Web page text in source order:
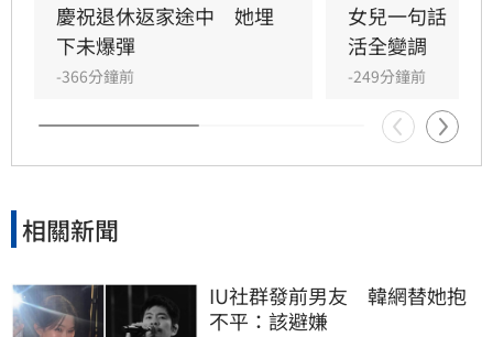
排財務代理；「已婚有子女」者則出現「重子
女、輕老本」失衡現象。專家提出「TALK」理財
心法，建議民眾透過目標盤點、專款配置、明確
傳承及安養信託等機制，及早建立樂齡財富防禦
網，避免資產傳承糾紛，確保晚年財務自主與安
全，打造穩健的退休生活藍圖。
慶祝退休返家途中　她埋
下未爆彈
-366分鐘前
女兒一句話　
活全變調
-249分鐘前
相關新聞
IU社群發前男友　韓網替她抱
不平：該避嫌